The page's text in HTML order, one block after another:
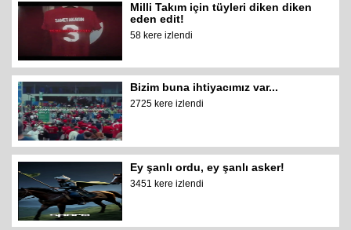
Milli Takım için tüyleri diken diken
eden edit!
58 kere izlendi
Bizim buna ihtiyacımız var...
2725 kere izlendi
Ey şanlı ordu, ey şanlı asker!
3451 kere izlendi